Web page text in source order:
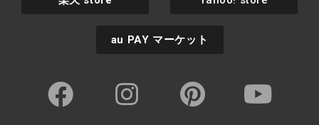
au PAY マーケット